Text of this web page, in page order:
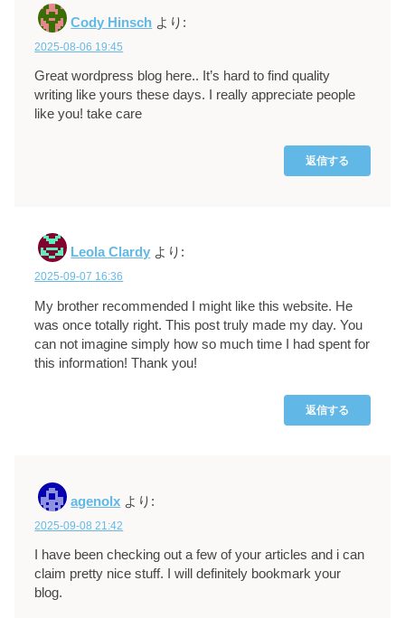
Cody Hinsch より:
2025-08-06 19:45
Great wordpress blog here.. It’s hard to find quality
writing like yours these days. I really appreciate people
like you! take care
返信する
Leola Clardy より:
2025-09-07 16:36
My brother recommended I might like this website. He
was once totally right. This post truly made my day. You
can not imagine simply how so much time I had spent for
this information! Thank you!
返信する
agenolx より:
2025-09-08 21:42
I have been checking out a few of your articles and i can
claim pretty nice stuff. I will definitely bookmark your
blog.